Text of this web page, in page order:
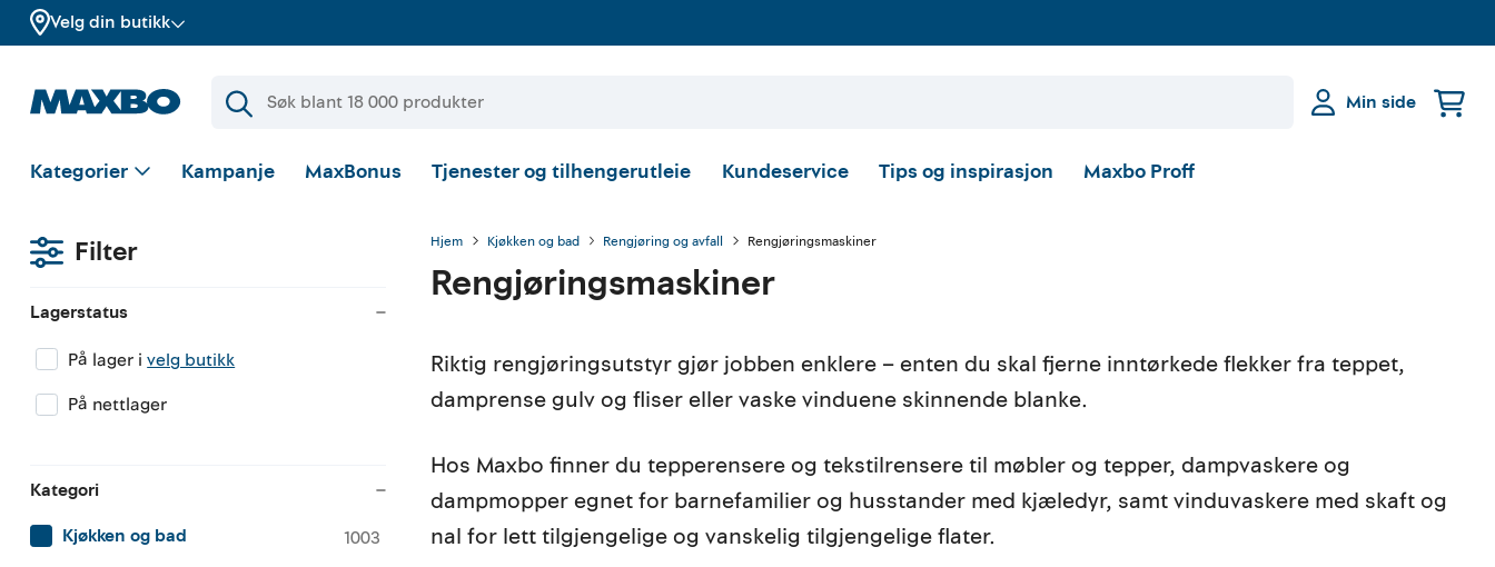
Velg din butikk
Min side
Kategorier Kampanje MaxBonus Tjenester og tilhengerutleie Kundeservice Tips og inspirasjon Maxbo Proff
Filter
Lagerstatus
På lager ivelg butikk
På nettlager
Kategori
Kjøkken og bad
1003
Hjem Kjøkken og bad Rengjøring og avfall Rengjøringsmaskiner
Rengjøringsmaskiner
Riktig rengjøringsutstyr gjør jobben enklere – enten du skal fjerne inntørkede flekker fra teppet,
damprense gulv og fliser eller vaske vinduene skinnende blanke.
Hos Maxbo finner du tepperensere og tekstilrensere til møbler og tepper, dampvaskere og
dampmopper egnet for barnefamilier og husstander med kjæledyr, samt vinduvaskere med skaft og
nal for lett tilgjengelige og vanskelig tilgjengelige flater.